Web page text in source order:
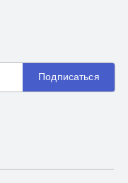
Подписаться